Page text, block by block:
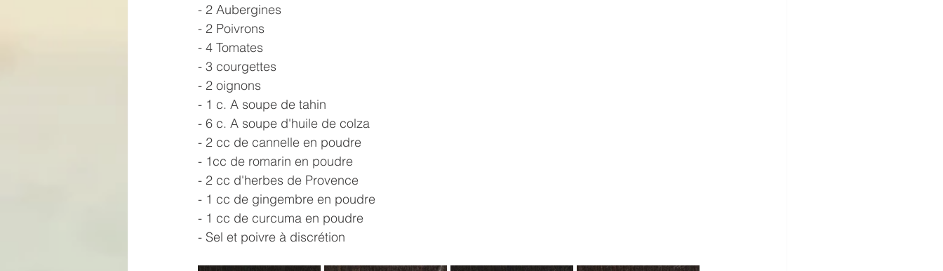
- 2 Aubergines
- 2 Poivrons
- 4 Tomates
- 3 courgettes
- 2 oignons
- 1 c. A soupe de tahin
- 6 c. A soupe d'huile de colza
- 2 cc de cannelle en poudre
- 1cc de romarin en poudre
- 2 cc d'herbes de Provence
- 1 cc de gingembre en poudre
- 1 cc de curcuma en poudre
- Sel et poivre à discrétion